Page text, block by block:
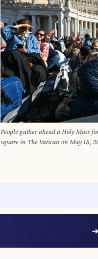
People gather ahead a Holy Mass
square in The Vatican on May 18,